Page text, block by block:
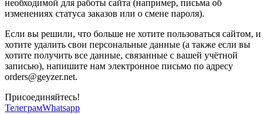
необходимой для работы сайта (например, письма об
изменениях статуса заказов или о смене пароля).
Если вы решили, что больше не хотите пользоваться сайтом, и
хотите удалить свои персональные данные (а также если вы
хотите получить все данные, связанные с вашей учётной
записью), напишите нам электронное письмо по адресу
orders@geyzer.net.
Присоединяйтесь!
ТелеграмWhatsapp